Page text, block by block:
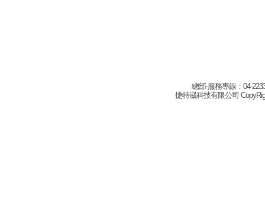
總部-服務專線：04-
捷特崴科技有限公司